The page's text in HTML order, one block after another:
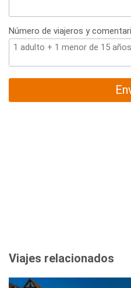
Número de viajeros y
Viajes relacionados